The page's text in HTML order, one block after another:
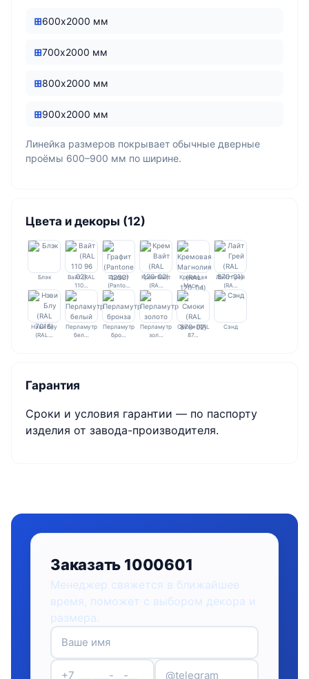
600х2000 мм
700х2000 мм
800х2000 мм
900х2000 мм
Линейка размеров покрывает обычные дверные
проёмы 600–900 мм по ширине.
Цвета и декоры (12)
Блэк
Вайт (RAL
110…
Графит
(Panto…
Крем Вайт
(RA…
Кремовая
Магн…
Лайт Грей
(RA…
Нэви Блу
(RAL…
Перламутр
бел…
Перламутр
бро…
Перламутр
зол…
Смоки (RAL
87…
Сэнд
Гарантия
Сроки и условия гарантии — по паспорту
изделия от завода-производителя.
Заказать 1000601
Менеджер свяжется в ближайшее
время, поможет с выбором декора и
размера.